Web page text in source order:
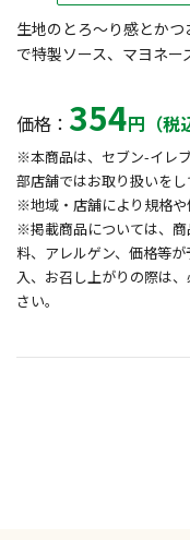
生地のとろ～り感とか
で特製ソース、マヨネー
価格： 354円（税
※本商品は、セブン-イレ
部店舗ではお取り扱いをし
※地域・店舗により規格や
※掲載商品については、
料、アレルゲン、価格等
入、お召し上がりの際は
さい。